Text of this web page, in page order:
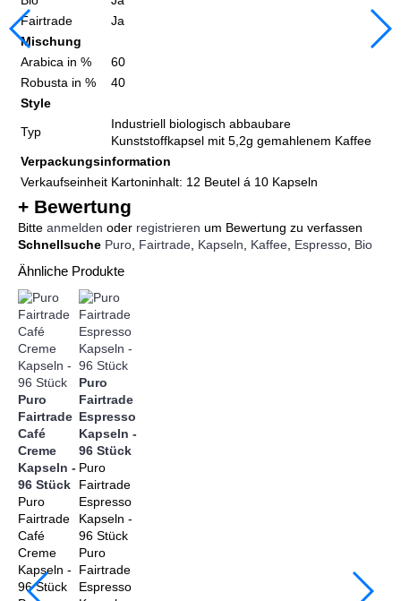
Fairtrade
Ja
Mischung
Arabica in %
60
Robusta in %
40
Style
Typ
Industriell biologisch abbaubare
Kunststoffkapsel mit 5,2g gemahlenem Kaffee
Verpackungsinformation
Verkaufseinheit Kartoninhalt: 12 Beutel á 10 Kapseln
+ Bewertung
Bitte anmelden oder registrieren um Bewertung zu verfassen
Schnellsuche Puro Fairtrade Kapseln Kaffee Espresso Bio
Ähnliche Produkte
Puro
Fairtrade
Café
Creme
Kapseln -
96 Stück
Puro
Fairtrade
Café
Creme
Kapseln -
96 Stück
Puro
Fairtrade
Espresso
Kapseln -
96 Stück
Puro
Fairtrade
Espresso
Kapseln -
96 Stück
Puro
Fairtrade
Espresso